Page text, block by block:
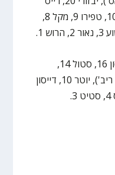
18, קוז'יקרו 14 (9 ריב'), ניסים 10, טפירו 9, מקל 8,
וושינגטון 16, הופסון 16, סטול 14,
דונטה סמית' 12, קלאת'ס 12 (9 ריב'), יוטר 10, דייסון